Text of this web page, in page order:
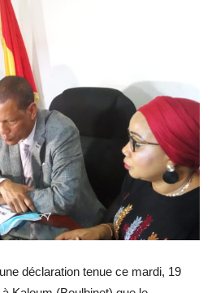
déclaration tenue ce mardi, 19